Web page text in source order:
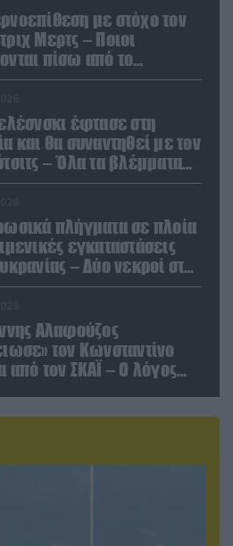
με στόχο τον
Μερτς – Ποιοι
πίσω από το
βίντεο
έφτασε στη
και θα συναντηθεί με τον
Όλα τα βλέμματα
με τη Ρωσία
πλήγματα σε πλοία
εγκαταστάσεις
– Δύο νεκροί στην
Αλαφούζος
τον Κωνσταντίνο
από τον ΣΚΑΪ – Ο λόγος